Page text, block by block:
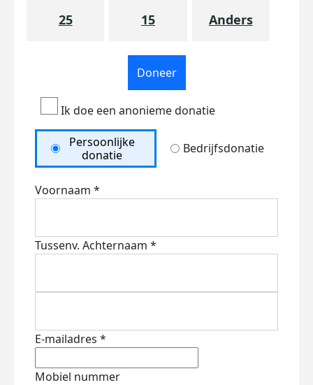
25 15 Anders
Doneer
Ik doe een anonieme donatie
Persoonlijke
donatie
Bedrijfsdonatie
Voornaam *
Tussenv. Achternaam *
E-mailadres *
Mobiel nummer